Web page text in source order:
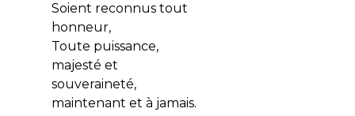
Soient reconnus tout
honneur,
Toute puissance,
majesté et
souveraineté,
maintenant et à jamais.